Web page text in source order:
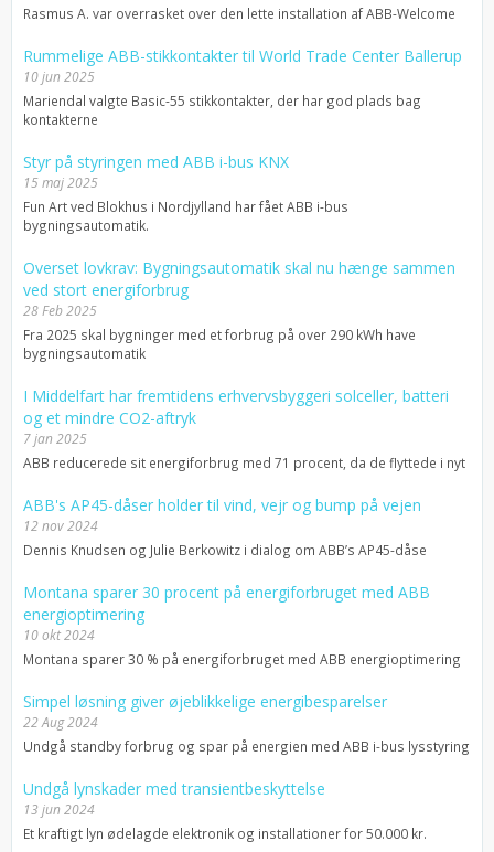
Rasmus A. var overrasket over den lette installation af ABB-Welcome
Rummelige ABB-stikkontakter til World Trade Center Ballerup
10 jun 2025
Mariendal valgte Basic-55 stikkontakter, der har god plads bag
kontakterne
Styr på styringen med ABB i-bus KNX
15 maj 2025
Fun Art ved Blokhus i Nordjylland har fået ABB i-bus
bygningsautomatik.
Overset lovkrav: Bygningsautomatik skal nu hænge sammen
ved stort energiforbrug
28 Feb 2025
Fra 2025 skal bygninger med et forbrug på over 290 kWh have
bygningsautomatik
I Middelfart har fremtidens erhvervsbyggeri solceller, batteri
og et mindre CO2-aftryk
7 jan 2025
ABB reducerede sit energiforbrug med 71 procent, da de flyttede i nyt
ABB's AP45-dåser holder til vind, vejr og bump på vejen
12 nov 2024
Dennis Knudsen og Julie Berkowitz i dialog om ABB’s AP45-dåse
Montana sparer 30 procent på energiforbruget med ABB
energioptimering
10 okt 2024
Montana sparer 30 % på energiforbruget med ABB energioptimering
Simpel løsning giver øjeblikkelige energibesparelser
22 Aug 2024
Undgå standby forbrug og spar på energien med ABB i-bus lysstyring
Undgå lynskader med transientbeskyttelse
13 jun 2024
Et kraftigt lyn ødelagde elektronik og installationer for 50.000 kr.